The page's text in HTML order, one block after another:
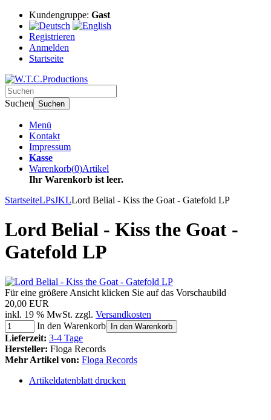
Kundengruppe: Gast
Registrieren
Anmelden
Startseite
Suchen Suchen
Menü
Kontakt
Impressum
Kasse
Warenkorb(0)Artikel
Ihr Warenkorb ist leer.
StartseiteLPsJKLLord Belial - Kiss the Goat - Gatefold LP
Lord Belial - Kiss the Goat -
Gatefold LP
Für eine größere Ansicht klicken Sie auf das Vorschaubild
20,00 EUR
inkl. 19 % MwSt. zzgl. Versandkosten
In den Warenkorb
In den Warenkorb
Lieferzeit: 3-4 Tage
Hersteller: Floga Records
Mehr Artikel von: Floga Records
Artikeldatenblatt drucken